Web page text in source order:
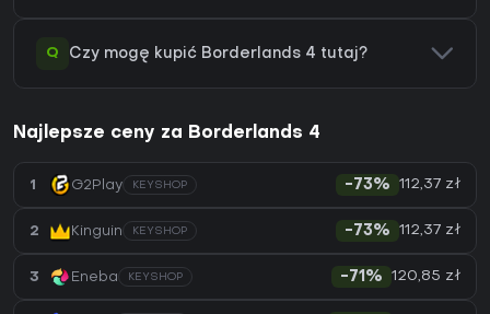
Q Czy mogę kupić Borderlands 4 tutaj?
Najlepsze ceny za Borderlands 4
1 G2Play KEYSHOP -73% 112,37 zł
2 Kinguin KEYSHOP -73% 112,37 zł
3 Eneba KEYSHOP -71% 120,85 zł